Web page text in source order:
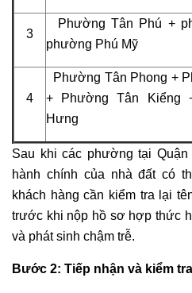
3
Phường Tân Phú +
phường Phú Mỹ
4
Phường Tân Phong +
+ Phường Tân Kiểng
Hưng
Sau khi các phường tại
hành chính của nhà đất có
khách hàng cần kiểm tra lại
trước khi nộp hồ sơ hợp thức
và phát sinh chậm trễ.
Bước 2: Tiếp nhận và kiểm